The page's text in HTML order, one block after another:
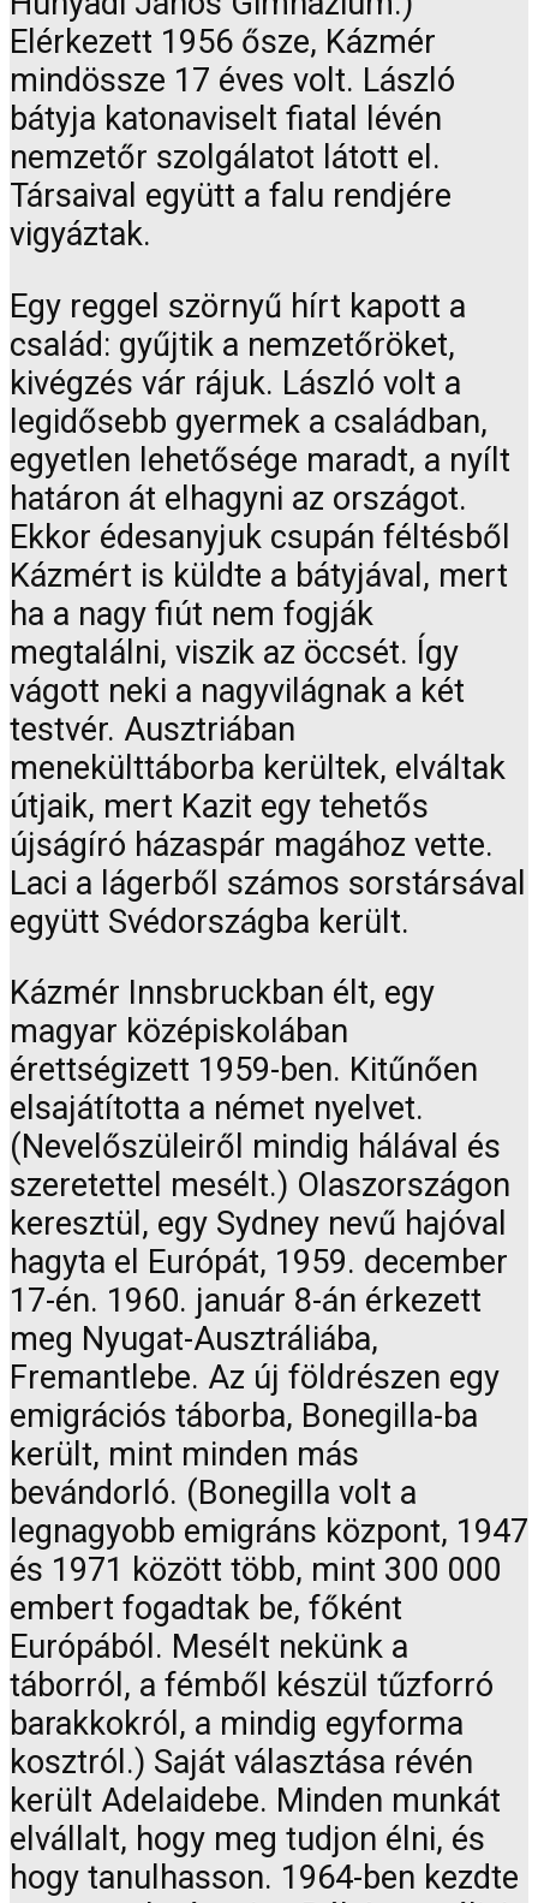
Elérkezett 1956 ősze, Kázmér
mindössze 17 éves volt. László
bátyja katonaviselt fiatal lévén
nemzetőr szolgálatot látott el.
Társaival együtt a falu rendjére
vigyáztak.
Egy reggel szörnyű hírt kapott a
család: gyűjtik a nemzetőröket,
kivégzés vár rájuk. László volt a
legidősebb gyermek a családban,
egyetlen lehetősége maradt, a nyílt
határon át elhagyni az országot.
Ekkor édesanyjuk csupán féltésből
Kázmért is küldte a bátyjával, mert
ha a nagy fiút nem fogják
megtalálni, viszik az öccsét. Így
vágott neki a nagyvilágnak a két
testvér. Ausztriában
menekülttáborba kerültek, elváltak
útjaik, mert Kazit egy tehetős
újságíró házaspár magához vette.
Laci a lágerből számos sorstársával
együtt Svédországba került.
Kázmér Innsbruckban élt, egy
magyar középiskolában
érettségizett 1959-ben. Kitűnően
elsajátította a német nyelvet.
(Nevelőszüleiről mindig hálával és
szeretettel mesélt.) Olaszországon
keresztül, egy Sydney nevű hajóval
hagyta el Európát, 1959. december
17-én. 1960. január 8-án érkezett
meg Nyugat-Ausztráliába,
Fremantlebe. Az új földrészen egy
emigrációs táborba, Bonegilla-ba
került, mint minden más
bevándorló. (Bonegilla volt a
legnagyobb emigráns központ, 1947
és 1971 között több, mint 300 000
embert fogadtak be, főként
Európából. Mesélt nekünk a
táborról, a fémből készül tűzforró
barakkokról, a mindig egyforma
kosztról.) Saját választása révén
került Adelaidebe. Minden munkát
elvállalt, hogy meg tudjon élni, és
hogy tanulhasson. 1964-ben kezdte